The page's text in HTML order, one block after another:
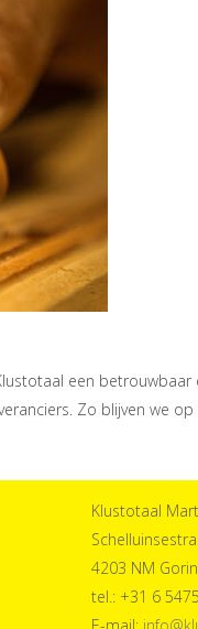
een
Zo blijven we
Klustotaal
4203 NM
tel.: +31 6